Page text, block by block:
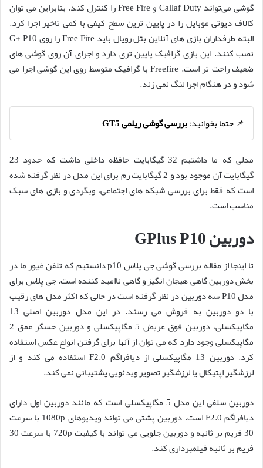
گوشی می‌تواند Callaf Duty و Free Fire را کنترل کند. بنابراین می توان
کالاف دیوتی موبایل را در پایین ترین سطح کیفی با کمی تاخیر اجرا کرد.
البته طرفداران بازی های آنلاین بتل رویال باید Free Fire را روی G+ P10
نصب کنند. این بازی گرافیک پایین تری دارد و اجرای آن روی گوشی های
ضعیف راحت تر است. Freefire با گرافیک متوسط روی این گوشی اجرا می
شود و در هنگام اجرا لنگ نمی زند.
📌 حتما بخوانید:بررسی گوشی ریلمی GT5
مدلی که ما داشتیم 32 گیگابایت حافظه داخلی داشت که حدود 23
گیگابایت آن موجود بود و 2 گیگابایت رم برای این مدل در نظر گرفته شده
است که فقط برای بررسی شبکه های اجتماعی، وبگردی و بازی های سبک
مناسب است.
دوربین GPlus P10
تا اینجا از مقاله بررسی گوشی جی پلاس p10 دانستیم که تلفن غیور ما در
بخش دوربین گاهی هیجان انگیز و گاهی ناامید کننده است. جی پلاس برای
مدل P10 سه دوربین در نظر گرفته است در حالی که اکثر مدل های رقیب
با دو دوربین به فروش می رسند. در این مدل دوربین اصلی 13
مگاپیکسلی، دوربین فوق عریض 5 مگاپیکسلی و دوربین حسگر عمق 2
مگاپیکسلی وجود دارد که می توان از آنها برای گرفتن انواع عکس استفاده
کرد. دوربین 13 مگاپیکسلی از دیافراگم F2.0 استفاده می کند و از
لرزشگیر اپتیکال یا لرزشگیر تصویر ویدئویی پشتیبانی نمی کند.
دوربین سلفی این مدل 5 مگاپیکسلی است که مانند دوربین اول دارای
دیافراگم F2.0 است. دوربین پشتی می تواند ویدیوهای 1080p با سرعت
30 فریم بر ثانیه و دوربین جلویی می تواند با کیفیت 720p با سرعت 30
فریم بر ثانیه فیلمبرداری کند.